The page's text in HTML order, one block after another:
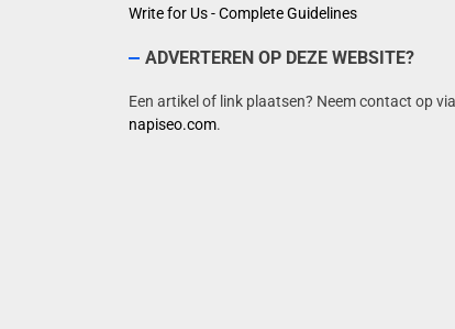
Write for Us - Complete Guidelines
ADVERTEREN OP DEZE WEBSITE?
Een artikel of link plaatsen? Neem contact op via
napiseo.com.